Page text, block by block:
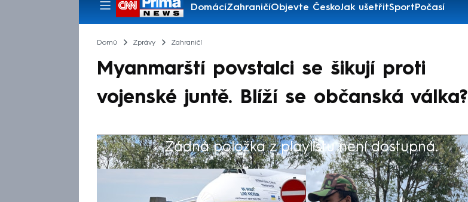
DomácíZahraničíObjevte ČeskoJak ušetřitSportPočasí
Pořady
Domů Zprávy Zahraničí
Myanmarští povstalci se šikují proti
vojenské juntě. Blíží se občanská válka?
Žádná položka z playlistu není dostupná.
Výběr redakce